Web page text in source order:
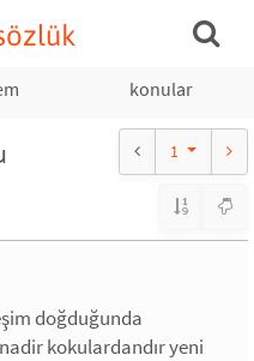
konular
1
doğduğunda
kokulardandır yeni